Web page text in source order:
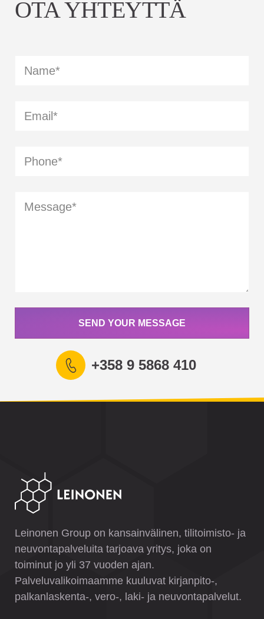
OTA YHTEYTTÄ
SEND YOUR MESSAGE
+358 9 5868 410
Leinonen Group on kansainvälinen, tilitoimisto- ja
neuvontapalveluita tarjoava yritys, joka on
toiminut jo yli 37 vuoden ajan.
Palveluvalikoimaamme kuuluvat kirjanpito-,
palkanlaskenta-, vero-, laki- ja neuvontapalvelut.